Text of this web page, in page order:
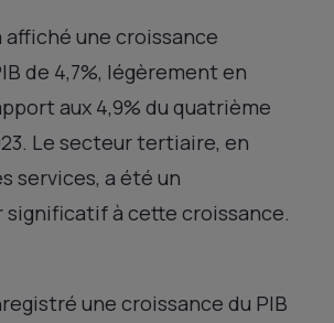
affiché une croissance
de 4,7%, légèrement en
aux 4,9% du quatrième
Le secteur tertiaire, en
services, a été un
à cette croissance.
une croissance du PIB